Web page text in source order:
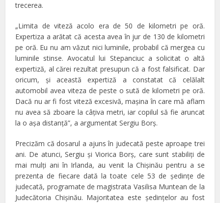
trecerea.
„Limita de viteză acolo era de 50 de kilometri pe oră.
Expertiza a arătat că acesta avea în jur de 130 de kilometri
pe oră. Eu nu am văzut nici luminile, probabil că mergea cu
luminile stinse. Avocatul lui Stepanciuc a solicitat o altă
expertiză, al cărei rezultat presupun că a fost falsificat. Dar
oricum, şi această expertiză a constatat că celălalt
automobil avea viteza de peste o sută de kilometri pe oră.
Dacă nu ar fi fost viteză excesivă, maşina în care mă aflam
nu avea să zboare la câţiva metri, iar copilul să fie aruncat
la o aşa distanţă”, a argumentat Sergiu Borş.
Precizăm că dosarul a ajuns în judecată peste aproape trei
ani. De atunci, Sergiu şi Viorica Borş, care sunt stabiliţi de
mai mulţi ani în Irlanda, au venit la Chişinău pentru a se
prezenta de fiecare dată la toate cele 53 de şedinţe de
judecată, programate de magistrata Vasilisa Muntean de la
Judecătoria Chişinău. Majoritatea este şedinţelor au fost